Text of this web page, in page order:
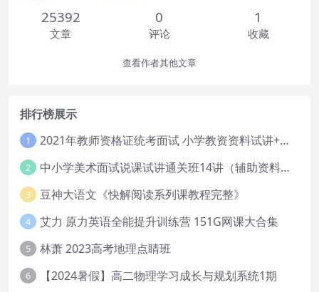
25392
文章
0
评论
1
收藏
查看作者其他文章
排行榜展示
1 2021年教师资格证统考面试 小学教资资料试讲+答辩
2 中小学美术面试说课试讲通关班14讲（辅助资料第一套）
3 豆神大语文《快解阅读系列课教程完整》
4 艾力 原力英语全能提升训练营 151G网课大合集
5 林萧 2023高考地理点睛班
6 【2024暑假】高二物理学习成长与规划系统1期